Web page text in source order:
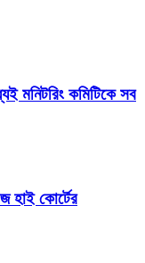
মনিটরিং কমিটিকে সব
হাই কোর্টের